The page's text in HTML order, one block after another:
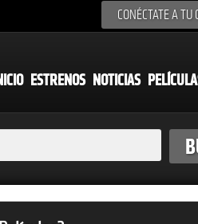
CONÉCTATE A TU
ESTRENOS NOTICIAS